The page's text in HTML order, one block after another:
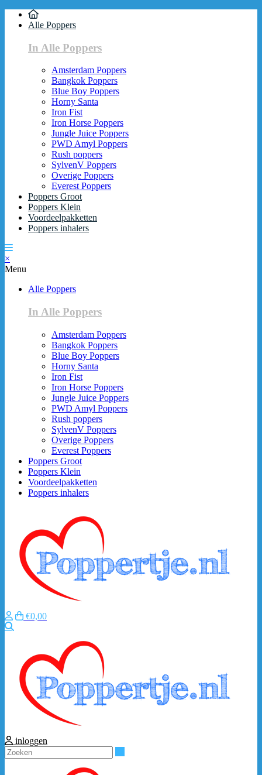
Alle Poppers
In Alle Poppers
Amsterdam Poppers
Bangkok Poppers
Blue Boy Poppers
Horny Santa
Iron Fist
Iron Horse Poppers
Jungle Juice Poppers
PWD Amyl Poppers
Rush poppers
SylvenV Poppers
Overige Poppers
Everest Poppers
Poppers Groot
Poppers Klein
Voordeelpakketten
Poppers inhalers
×
Menu
Alle Poppers
In Alle Poppers
Amsterdam Poppers
Bangkok Poppers
Blue Boy Poppers
Horny Santa
Iron Fist
Iron Horse Poppers
Jungle Juice Poppers
PWD Amyl Poppers
Rush poppers
SylvenV Poppers
Overige Poppers
Everest Poppers
Poppers Groot
Poppers Klein
Voordeelpakketten
Poppers inhalers
€0,00
inloggen